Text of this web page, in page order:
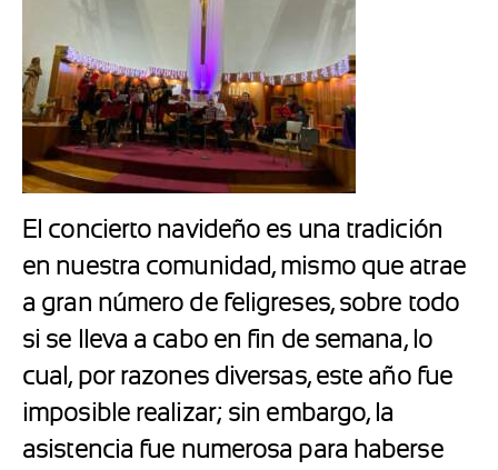
El concierto navideño es una tradición
en nuestra comunidad, mismo que atrae
a gran número de feligreses, sobre todo
si se lleva a cabo en fin de semana, lo
cual, por razones diversas, este año fue
imposible realizar; sin embargo, la
asistencia fue numerosa para haberse